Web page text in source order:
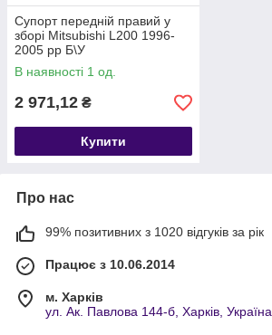
Супорт передній правий у
зборі Mitsubishi L200 1996-
2005 рр Б\У
В наявності 1 од.
2 971,12 ₴
Купити
Про нас
99% позитивних з 1020 відгуків за рік
Працює з 10.06.2014
м. Харків
ул. Ак. Павлова 144-б, Харків, Україна